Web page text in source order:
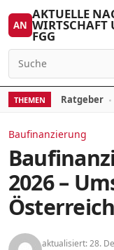
Zum Inhalt springen
AN
AKTUELLE
FGG
Suchen nach:
THEMEN Ratgeber
Baufinanzierung
2026 –
Österreich
aktualisiert: 28.